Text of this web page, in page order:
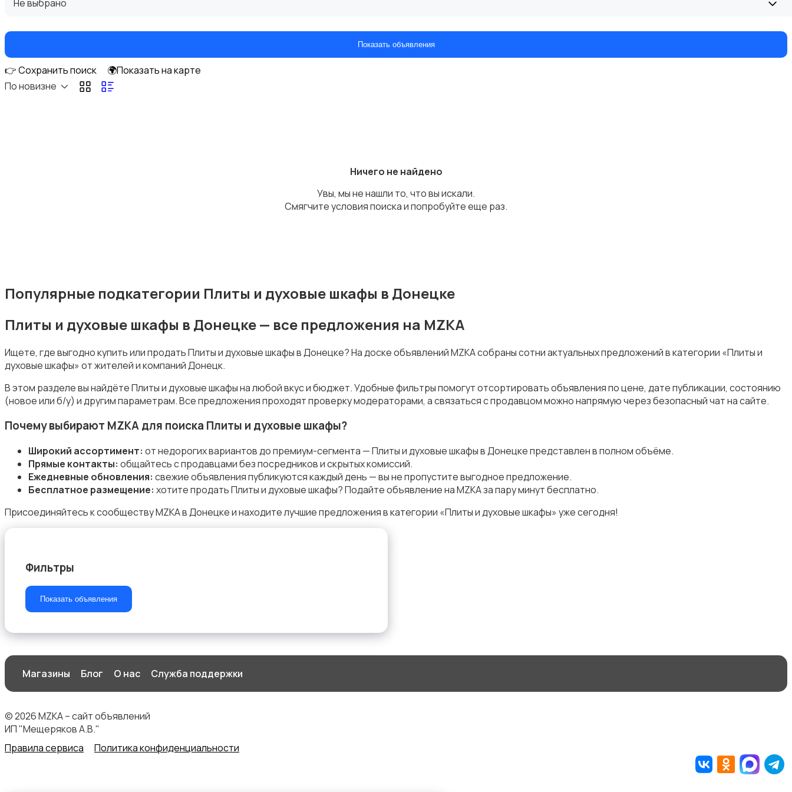
Кулеры и фильтры для воды
Приготовление еды
Приготовление напитков
Стиральные машины
Утюги и уход за одеждой
Не выбрано
Показать объявления
👉 Сохранить поиск
🌍Показать на карте
По новизне
Ничего не найдено
Увы, мы не нашли то, что вы искали.
Смягчите условия поиска и попробуйте еще раз.
Популярные подкатегории Плиты и духовые шкафы в Донецке
Плиты и духовые шкафы в Донецке — все предложения на MZKA
Ищете, где выгодно купить или продать Плиты и духовые шкафы в Донецке? На доске объявлений MZKA собраны сотни актуальных предложений в категории «Плиты и
духовые шкафы» от жителей и компаний Донецк.
В этом разделе вы найдёте Плиты и духовые шкафы на любой вкус и бюджет. Удобные фильтры помогут отсортировать объявления по цене, дате публикации, состоянию
(новое или б/у) и другим параметрам. Все предложения проходят проверку модераторами, а связаться с продавцом можно напрямую через безопасный чат на сайте.
Почему выбирают MZKA для поиска Плиты и духовые шкафы?
Широкий ассортимент: от недорогих вариантов до премиум-сегмента — Плиты и духовые шкафы в Донецке представлен в полном объёме.
Прямые контакты: общайтесь с продавцами без посредников и скрытых комиссий.
Ежедневные обновления: свежие объявления публикуются каждый день — вы не пропустите выгодное предложение.
Бесплатное размещение: хотите продать Плиты и духовые шкафы? Подайте объявление на MZKA за пару минут бесплатно.
Присоединяйтесь к сообществу MZKA в Донецке и находите лучшие предложения в категории «Плиты и духовые шкафы» уже сегодня!
Фильтры
Показать объявления
Магазины Блог О нас Служба поддержки
© 2026 MZKA – сайт объявлений
ИП "Мещеряков А.В."
Правила сервиса
Политика конфиденциальности